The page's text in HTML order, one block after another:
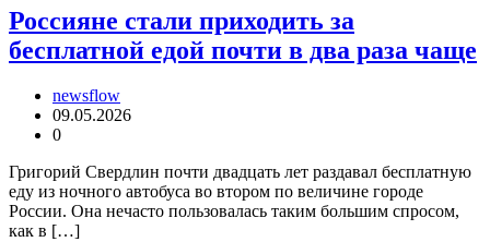
Россияне стали приходить за
бесплатной едой почти в два раза чаще
newsflow
09.05.2026
0
Григорий Свердлин почти двадцать лет раздавал бесплатную
еду из ночного автобуса во втором по величине городе
России. Она нечасто пользовалась таким большим спросом,
как в […]